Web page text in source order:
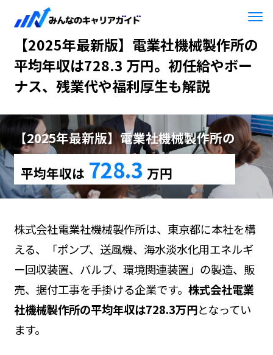
HOME 【2025年最新版】電業社機械製作所
【2025年最新版】電業社機械製作所の
平均年収は728.3 万円。初任給やボー
ナス、残業代や福利厚生も解説
【2025年最新版】電業社機械製作所の
平均年収は 728.3 万円
株式会社電業社機械製作所は、東京都に本社を構
える、「ポンプ、送風機、海水淡水化用エネルギ
ー回収装置、バルブ、環境関連装置」の製造、販
売、据付工事を手掛ける企業です。 株式会社電業
社機械製作所の平均年収は728.3万円となってい
ます。